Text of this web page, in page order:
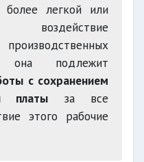
легкой или
она подлежит
с сохранением
платы за все
этого рабочие